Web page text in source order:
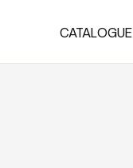
CATALOGUE